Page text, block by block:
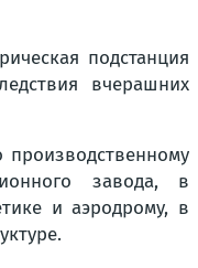
подстанция
вчерашних
завода, в
и аэродрому, в